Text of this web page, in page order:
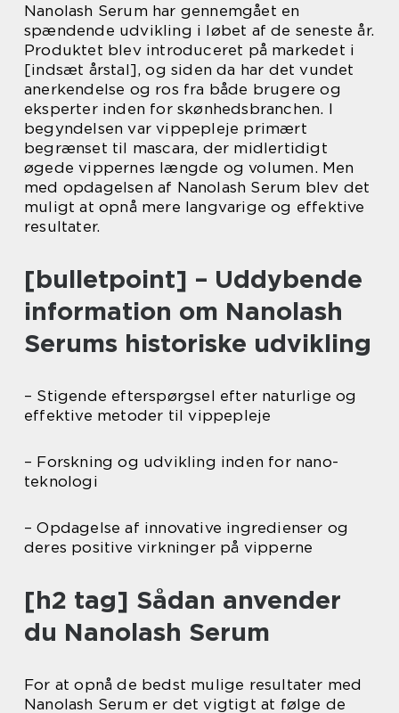
Nanolash Serum har gennemgået en
spændende udvikling i løbet af de seneste år.
Produktet blev introduceret på markedet i
[indsæt årstal], og siden da har det vundet
anerkendelse og ros fra både brugere og
eksperter inden for skønhedsbranchen. I
begyndelsen var vippepleje primært
begrænset til mascara, der midlertidigt
øgede vippernes længde og volumen. Men
med opdagelsen af Nanolash Serum blev det
muligt at opnå mere langvarige og effektive
resultater.
[bulletpoint] – Uddybende
information om Nanolash
Serums historiske udvikling
– Stigende efterspørgsel efter naturlige og
effektive metoder til vippepleje
– Forskning og udvikling inden for nano-
teknologi
– Opdagelse af innovative ingredienser og
deres positive virkninger på vipperne
[h2 tag] Sådan anvender
du Nanolash Serum
For at opnå de bedst mulige resultater med
Nanolash Serum er det vigtigt at følge de